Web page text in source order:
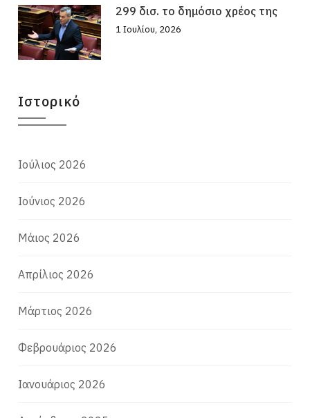
299 δισ. το δημόσιο χρέος της
1 Ιουλίου, 2026
Ιστορικό
Ιούλιος 2026
Ιούνιος 2026
Μάιος 2026
Απρίλιος 2026
Μάρτιος 2026
Φεβρουάριος 2026
Ιανουάριος 2026